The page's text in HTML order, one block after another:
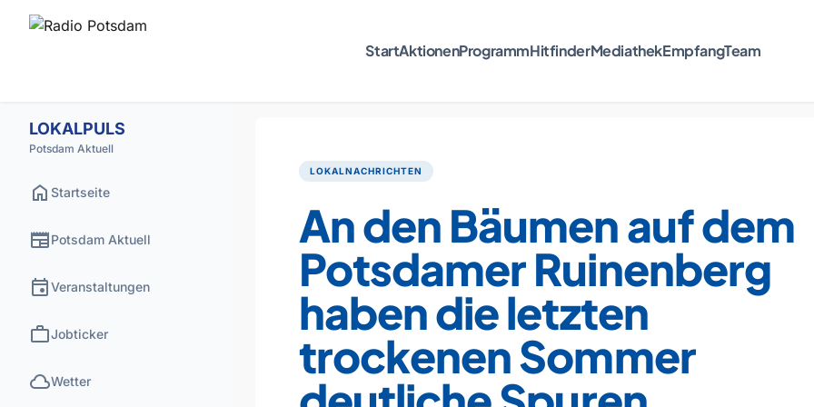
StartAktionenProgrammHitfinderMediathekEmpfangTeam
LOKALPULS
Potsdam Aktuell
home Startseite
newspaperPotsdam Aktuell
eventVeranstaltungen
workJobticker
cloudWetter
LOKALNACHRICHTEN
An den Bäumen auf dem
Potsdamer Ruinenberg
haben die letzten
trockenen Sommer